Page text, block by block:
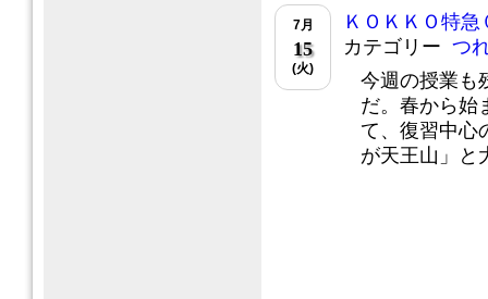
7月
15
(火)
ＫＯＫＫＯ特急
カテゴリー つ
今週の授業も
だ。春から始
て、復習中心
が天王山」と